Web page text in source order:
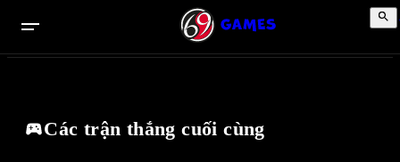
Các trận thắng cuối cùng